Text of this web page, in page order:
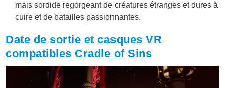
mais sordide regorgeant de créatures étranges et dures à
cuire et de batailles passionnantes.
Date de sortie et casques VR
compatibles Cradle of Sins